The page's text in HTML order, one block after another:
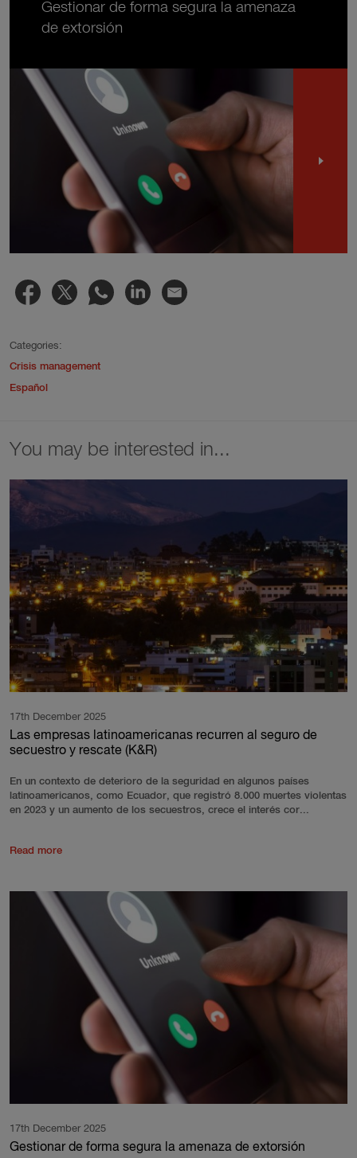
Gestionar de forma segura la amenaza
de extorsión
Categories:
Crisis management
Español
You may be interested in...
17th December 2025
Las empresas latinoamericanas recurren al seguro de
secuestro y rescate (K&R)
En un contexto de deterioro de la seguridad en algunos países
latinoamericanos, como Ecuador, que registró 8.000 muertes violentas
en 2023 y un aumento de los secuestros, crece el interés cor...
Read more
17th December 2025
Gestionar de forma segura la amenaza de extorsión